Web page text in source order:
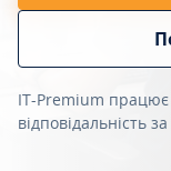
IT-Premium працює
відповідальність